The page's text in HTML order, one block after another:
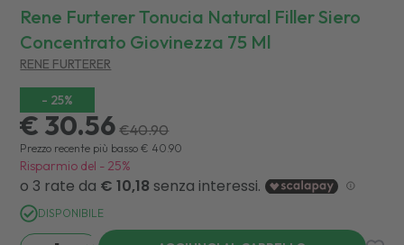
Rene Furterer Tonucia Natural Filler Siero
Concentrato Giovinezza 75 Ml
RENE FURTERER
- 25%
€ 30.56 €40.90
Prezzo recente più basso € 40.90
Risparmio del - 25%
DISPONIBILE